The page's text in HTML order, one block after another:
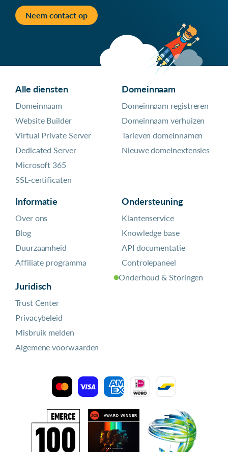
Neem contact op
Alle diensten
Domeinnaam
Website Builder
Virtual Private Server
Dedicated Server
Microsoft 365
SSL-certificaten
Domeinnaam
Domeinnaam registreren
Domeinnaam verhuizen
Tarieven domeinnamen
Nieuwe domeinextensies
Informatie
Over ons
Blog
Duurzaamheid
Affiliate programma
Juridisch
Trust Center
Privacybeleid
Misbruik melden
Algemene voorwaarden
Ondersteuning
Klantenservice
Knowledge base
API documentatie
Controlepaneel
Onderhoud & Storingen